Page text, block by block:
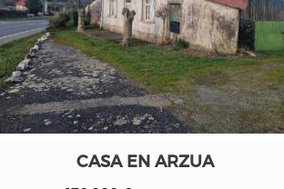
CASA EN ARZUA